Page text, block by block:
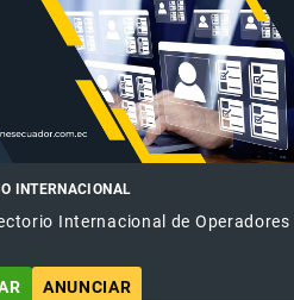
INTERNACIONAL
Internacional de Operadores
ANUNCIAR